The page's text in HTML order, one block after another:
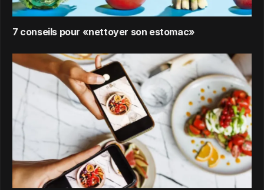
7 conseils pour «nettoyer son estomac»